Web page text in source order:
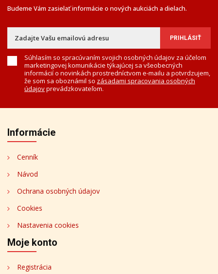
Budeme Vám zasielať informácie o nových aukciách a dielach.
Súhlasím so spracúvaním svojich osobných údajov za účelom
marketingovej komunikácie týkajúcej sa všeobecných
informácií o novinkách prostredníctvom e-mailu a potvrdzujem,
že som sa oboznámil so zásadami spracovania osobných
údajovprevádzkovateľom.
Informácie
Cenník
Návod
Ochrana osobných údajov
Cookies
Nastavenia cookies
Moje konto
Registrácia